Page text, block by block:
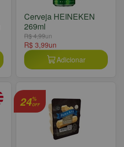
Cerveja HEINEKEN
269ml
R$ 4,99un
R$ 3,99un
Adicionar
24%
OFF